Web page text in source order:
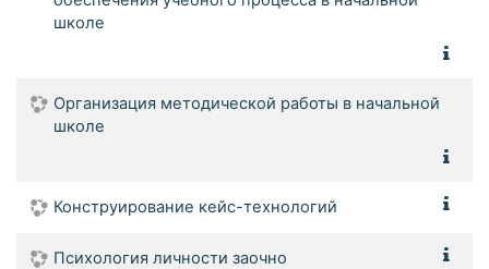
школе
Организация методической работы в начальной
школе
Конструирование кейс-технологий
Психология личности заочно